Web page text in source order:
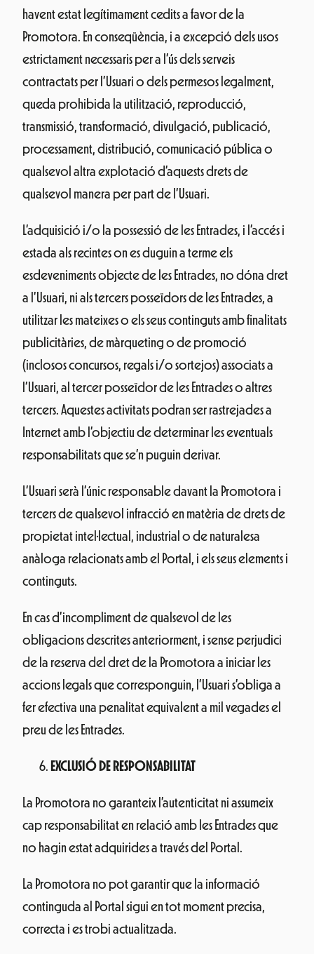
havent estat legítimament cedits a favor de la
Promotora. En conseqüència, i a excepció dels usos
estrictament necessaris per a l’ús dels serveis
contractats per l’Usuari o dels permesos legalment,
queda prohibida la utilització, reproducció,
transmissió, transformació, divulgació, publicació,
processament, distribució, comunicació pública o
qualsevol altra explotació d’aquests drets de
qualsevol manera per part de l’Usuari.
L’adquisició i/o la possessió de les Entrades, i l’accés i
estada als recintes on es duguin a terme els
esdeveniments objecte de les Entrades, no dóna dret
a l’Usuari, ni als tercers posseïdors de les Entrades, a
utilitzar les mateixes o els seus continguts amb finalitats
publicitàries, de màrqueting o de promoció
(inclosos concursos, regals i/o sortejos) associats a
l’Usuari, al tercer posseïdor de les Entrades o altres
tercers. Aquestes activitats podran ser rastrejades a
Internet amb l’objectiu de determinar les eventuals
responsabilitats que se’n puguin derivar.
L’Usuari serà l’únic responsable davant la Promotora i
tercers de qualsevol infracció en matèria de drets de
propietat intel·lectual, industrial o de naturalesa
anàloga relacionats amb el Portal, i els seus elements i
continguts.
En cas d’incompliment de qualsevol de les
obligacions descrites anteriorment, i sense perjudici
de la reserva del dret de la Promotora a iniciar les
accions legals que corresponguin, l’Usuari s’obliga a
fer efectiva una penalitat equivalent a mil vegades el
preu de les Entrades.
EXCLUSIÓ DE RESPONSABILITAT
La Promotora no garanteix l’autenticitat ni assumeix
cap responsabilitat en relació amb les Entrades que
no hagin estat adquirides a través del Portal.
La Promotora no pot garantir que la informació
continguda al Portal sigui en tot moment precisa,
correcta i es trobi actualitzada.